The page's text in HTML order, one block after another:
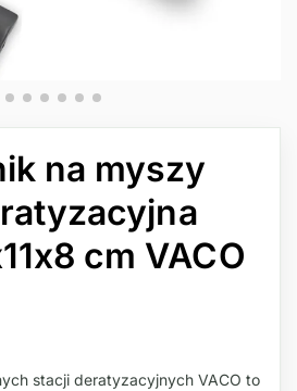
na myszy
cm VACO
stacji deratyzacyjnych VACO to